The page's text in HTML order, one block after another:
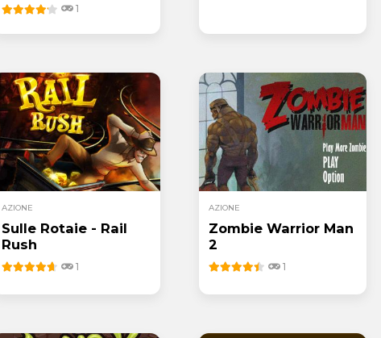
1
AZIONE
Sulle Rotaie - Rail
Rush
1
AZIONE
Zombie Warrior Man
2
1